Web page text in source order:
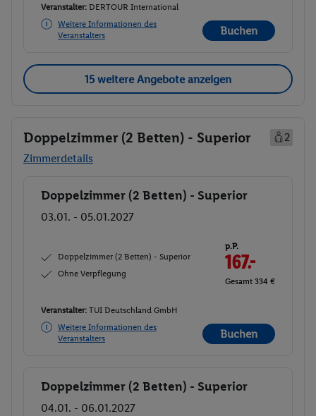
Veranstalter: DERTOUR International
Weitere Informationen des
Veranstalters
Buchen
15 weitere Angebote anzeigen
Doppelzimmer (2 Betten) - Superior
2
Zimmerdetails
Buchen
Doppelzimmer (2 Betten) - Superior
03.01. - 05.01.2027
Doppelzimmer (2 Betten) - Superior
Ohne Verpflegung
p.P.
167.-
Gesamt 334 €
Veranstalter: TUI Deutschland GmbH
Weitere Informationen des
Veranstalters
Buchen
Buchen
Doppelzimmer (2 Betten) - Superior
04.01. - 06.01.2027